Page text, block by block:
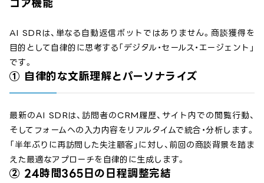
コア機能
AI SDRは、単なる自動返信ボットではありません。商談獲得を
目的として自律的に思考する「デジタル・セールス・エージェント」
です。
① 自律的な文脈理解とパーソナライズ
最新のAI SDRは、訪問者のCRM履歴、サイト内での閲覧行動、
そしてフォームへの入力内容をリアルタイムで統合・分析します。
「半年ぶりに再訪問した失注顧客」に対し、前回の商談背景を踏ま
えた最適なアプローチを自律的に生成します。
② 24時間365日の日程調整完結